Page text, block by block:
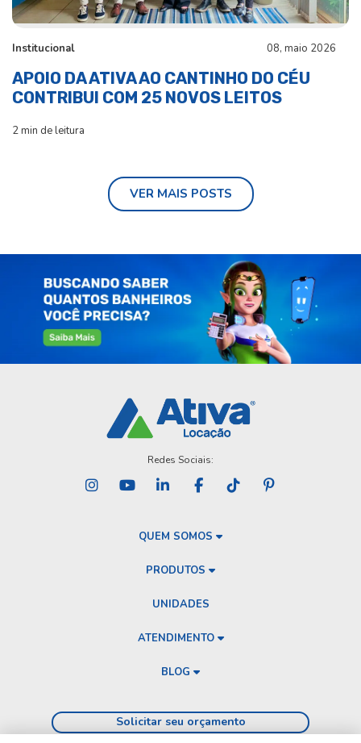
Institucional 08, maio 2026
APOIO DA ATIVA AO CANTINHO DO CÉU
CONTRIBUI COM 25 NOVOS LEITOS
2 min de leitura
VER MAIS POSTS
Redes Sociais:
QUEM SOMOS
PRODUTOS
UNIDADES
ATENDIMENTO
BLOG
Solicitar seu orçamento